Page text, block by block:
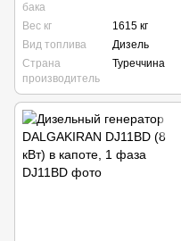
бака
Вес кг
1615 кг
Вид топлива
Дизель
Страна
производитель
Туреччина